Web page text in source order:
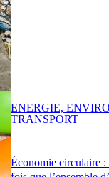
Économie circulaire :
ENERGIE,
TRANSPORT